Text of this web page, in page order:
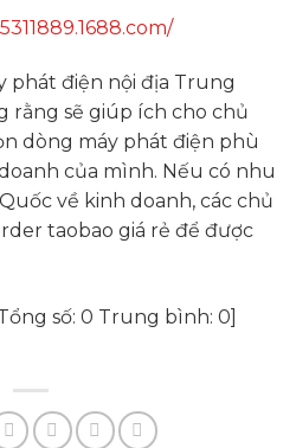
phát điện nội địa Trung
rằng sẽ giúp ích cho chủ
dòng máy phát điện phù
của mình. Nếu có nhu
về kinh doanh, các chủ
taobao giá rẻ để được
số: 0 Trung bình: 0]